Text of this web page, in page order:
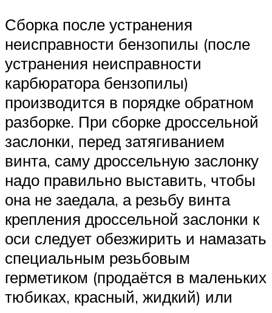
Сборка после устранения
неисправности бензопилы (после
устранения неисправности
карбюратора бензопилы)
производится в порядке обратном
разборке. При сборке дроссельной
заслонки, перед затягиванием
винта, саму дроссельную заслонку
надо правильно выставить, чтобы
она не заедала, а резьбу винта
крепления дроссельной заслонки к
оси следует обезжирить и намазать
специальным резьбовым
герметиком (продаётся в маленьких
тюбиках, красный, жидкий) или